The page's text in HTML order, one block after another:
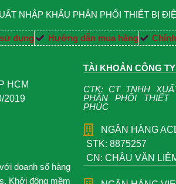
NHẬP KHẨU PHÂN PHỐI THIẾT BỊ
dụng Hướng dẫn mua hàng
HCM
2019
doanh số hàng
Khởi động mềm
TÀI KHOẢN CÔNG TY
CTK: CT TNHH
PHÂN PHỐI
PHÚC
NGÂN HÀNG
STK: 8875257
CN: CHÂU VĂN